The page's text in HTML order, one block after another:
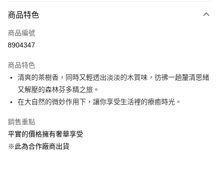
Apple Pay
悠遊付
全盈+PAY
大哥付你分期
相關說明
1.本服務由台灣大哥大提供，台灣大哥大用戶可立即使用無須另外申請。
流程，驗證手機門號後，選擇欲分期的期數、繳款截止日，確認付款後即完
成交易。
ATM付款
運送方式
商品特色
商品編號
8904347
商品特色
清爽的茶樹香，同時又輕透出淡淡的木質味，彷彿一趟釐清思緒
又解壓的森林芬多精之旅。
在大自然的微妙作用下，讓你享受生活裡的療癒時光。
銷售重點
平實的價格擁有奢華享受
※此為合作廠商出貨